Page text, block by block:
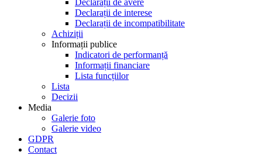
Declarații de avere
Declarații de interese
Declarații de incompatibilitate
Achiziții
Informații publice
Indicatori de performanță
Informații financiare
Lista funcțiilor
Lista
Decizii
Media
Galerie foto
Galerie video
GDPR
Contact